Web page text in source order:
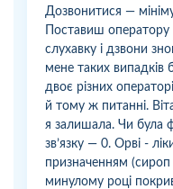
Дозвонитися —
Поставиш
слухавку і дзвони
мене таких випадків
двоє різних
й тому ж питанні.
я залишала. Чи була
зв’язку — 0. Орві -
призначенням
минулому році